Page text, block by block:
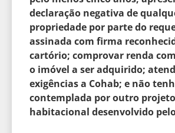
declaração negativa de
propriedade por parte do
assinada com firma
cartório; comprovar renda
o imóvel a ser adquirido;
exigências a Cohab; e não
contemplada por outro projeto
habitacional desenvolvido